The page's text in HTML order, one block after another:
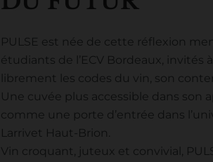
PULSE est née de cette réflexion
étudiants de l’ECV Bordeaux, invités
librement les codes du vin, son
Une cuvée plus accessible dans son
comme une porte d’entrée dans
Larrivet Haut-Brion.
Vin croquant, juteux et convivial,